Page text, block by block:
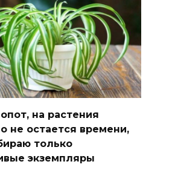
на растения
не остается времени,
только
экземпляры